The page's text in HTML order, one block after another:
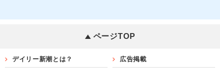
ページTOP
デイリー新潮とは？ 広告掲載